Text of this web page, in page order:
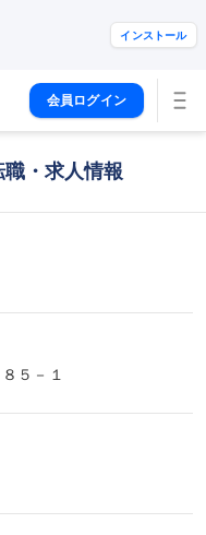
インストール
会員ログイン
・求人情報
５－１